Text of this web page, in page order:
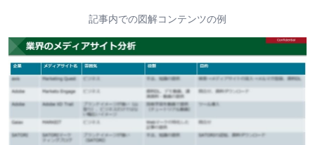
記事内での図解コンテンツの例